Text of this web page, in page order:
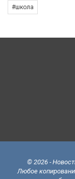
#школа
© 2026 -
Любое